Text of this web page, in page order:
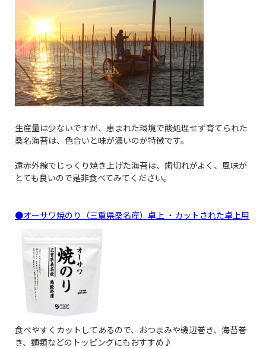
生産量は少ないですが、恵まれた環境で酸処理せず育てられた
桑名海苔は、色合いと味が濃いのが特徴です。
遠赤外線でじっくり焼き上げた海苔は、歯切れがよく、風味が
とても良いので是非食べてみてください。
●オーサワ焼のり（三重県桑名産）卓上 ・カットされた卓上用
食べやすくカットしてあるので、おつまみや磯辺巻き、海苔巻
き、麺類などのトッピングにもおすすめ♪